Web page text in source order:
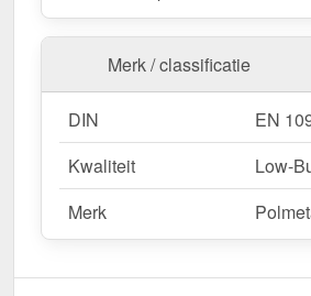
Merk / classificatie
DIN
EN
Kwaliteit
Low-
Merk